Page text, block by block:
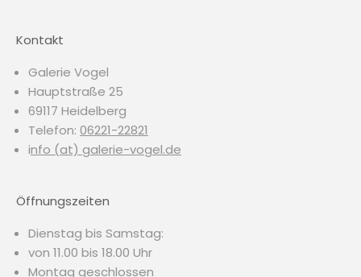
Kontakt
Galerie Vogel
Hauptstraße 25
69117 Heidelberg
Telefon: 06221-22821
info (at) galerie-vogel.de
Öffnungszeiten
Dienstag bis Samstag:
von 11.00 bis 18.00 Uhr
Montag geschlossen